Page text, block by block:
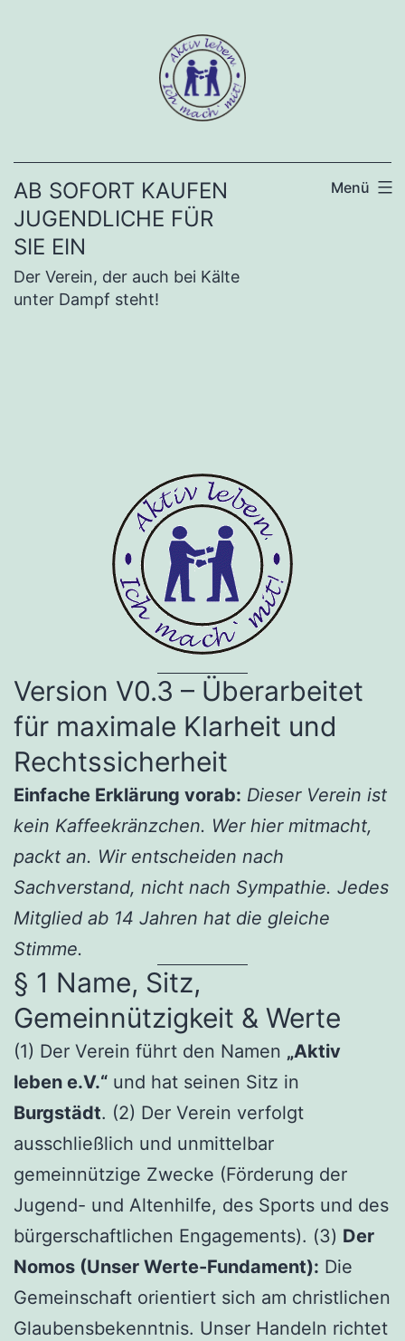
AB SOFORT KAUFEN
JUGENDLICHE FÜR
SIE EIN
Der Verein, der auch bei Kälte
unter Dampf steht!
Menü
Version V0.3 – Überarbeitet
für maximale Klarheit und
Rechtssicherheit
Einfache Erklärung vorab: Dieser Verein ist
kein Kaffeekränzchen. Wer hier mitmacht,
packt an. Wir entscheiden nach
Sachverstand, nicht nach Sympathie. Jedes
Mitglied ab 14 Jahren hat die gleiche
Stimme.
§ 1 Name, Sitz,
Gemeinnützigkeit & Werte
(1) Der Verein führt den Namen „Aktiv
leben e.V.“ und hat seinen Sitz in
Burgstädt. (2) Der Verein verfolgt
ausschließlich und unmittelbar
gemeinnützige Zwecke (Förderung der
Jugend- und Altenhilfe, des Sports und des
bürgerschaftlichen Engagements). (3) Der
Nomos (Unser Werte-Fundament): Die
Gemeinschaft orientiert sich am christlichen
Glaubensbekenntnis. Unser Handeln richtet